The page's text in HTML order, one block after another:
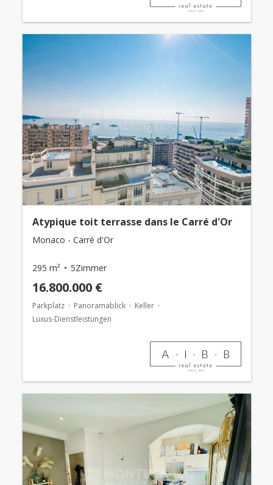
Atypique toit terrasse dans le Carré d'Or
Monaco - Carré d'Or
295 m² 5Zimmer
16.800.000 €
Parkplatz Panoramablick
Keller
Luxus-Dienstleistungen